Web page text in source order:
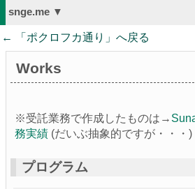
snge.me ▼
← 「 ポクロフカ通り 」へ戻る
Works
※受託業務で作成したものは→
務実績 (だいぶ抽象的ですが・・・)
プログラム